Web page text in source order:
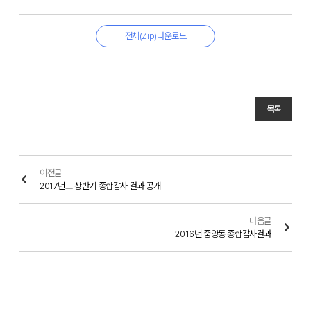
전체(Zip)다운로드
목록
이전글
2017년도 상반기 종합감사 결과 공개
다음글
2016년 중앙동 종합감사결과